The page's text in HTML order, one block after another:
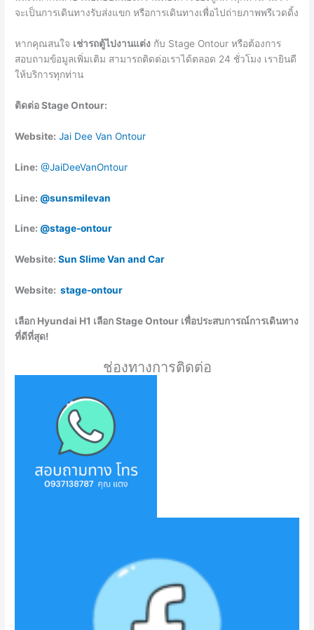
จะเป็นการเดินทางรับส่งแขก หรือการเดินทางเพื่อไปถ่ายภาพพรีเวดดิ้ง
หากคุณสนใจ เช่ารถตู้ไปงานแต่ง กับ Stage Ontour หรือต้องการ
สอบถามข้อมูลเพิ่มเติม สามารถติดต่อเราได้ตลอด 24 ชั่วโมง เรายินดี
ให้บริการทุกท่าน
ติดต่อ Stage Ontour:
Website: Jai Dee Van Ontour
Line: @JaiDeeVanOntour
Line:@sunsmilevan
Line:@stage-ontour
Website:Sun Slime Van and Car
Website:stage-ontour
เลือก Hyundai H1 เลือก Stage Ontour เพื่อประสบการณ์การเดินทาง
ที่ดีที่สุด!
ช่องทางการติดต่อ